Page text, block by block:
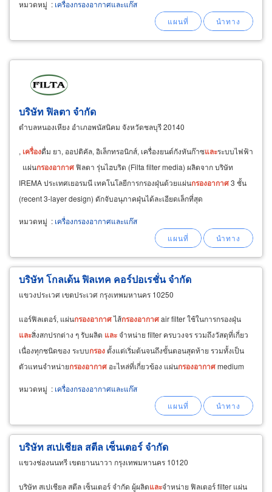
หมวดหมู่ : เครื่องกรองอากาศและแก๊ส
บริษัท ฟิลตา จำกัด
ตำบลหนองเหียง อำเภอพนัสนิคม จังหวัดชลบุรี 20140
, เครื่องดื่ม ยา, ออปติคัล, อิเล็กทรอนิกส์, เครื่องยนต์กังหันก๊าซและระบบไฟฟ้า
แผ่นกรองอากาศฟิลตา รุ่นไฮบริด (Filta filter media) ผลิตจาก บริษัท
IREMA ประเทศเยอรมนี เทคโนโลยีการกรองฝุ่นด้วยแผ่นกรองอากาศ3 ชั้น
(recent 3-layer design) ดักจับอนุภาคฝุ่นได้ละเอียดเล็กที่สุด
หมวดหมู่ : เครื่องกรองอากาศและแก๊ส
บริษัท โกลเด้น ฟิลเทค คอร์ปอเรชั่น จำกัด
แขวงประเวศ เขตประเวศ กรุงเทพมหานคร 10250
แอร์ฟิลเตอร์, แผ่นกรองอากาศไส้กรองอากาศair filter ใช้ในการกรองฝุ่น
และสิ่งสกปรกต่าง ๆ รับผลิต และจำหน่าย filter ครบวงจร รวมถึงวัสดุที่เกี่ยว
เนื่องทุกชนิดของ ระบบกรอง ตั้งแต่เริ่มต้นจนถึงขั้นตอนสุดท้าย รวมทั้งเป็น
ตัวแทนจำหน่ายกรองอากาศ อะไหล่ที่เกี่ยวข้อง แผ่นกรองอากาศmedium
filter/มีเดียมฟิลเตอร์
หมวดหมู่ : เครื่องกรองอากาศและแก๊ส
บริษัท สเปเชียล สตีล เซ็นเตอร์ จำกัด
แขวงช่องนนทรี เขตยานนาวา กรุงเทพมหานคร 10120
บริษัท สเปเชียล สตีล เซ็นเตอร์ จำกัด ผู้ผลิตและจำหน่าย ฟิลเตอร์ filter แผ่น